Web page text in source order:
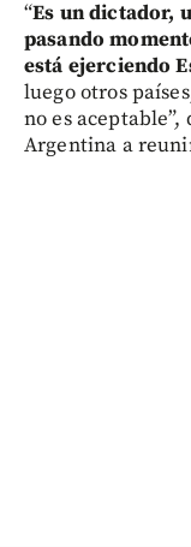
“Es un dictador,
pasando
está ejerciendo
luego otros
no es
Argentina a